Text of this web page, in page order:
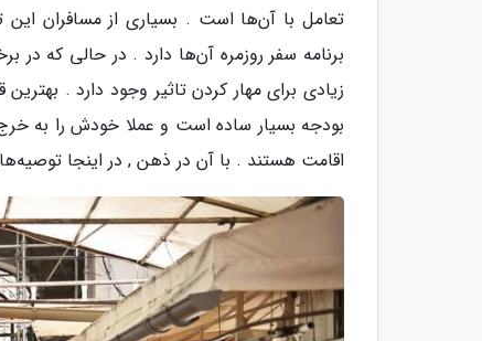
تعامل با آن‌ها است . بسیاری از مسافران این
برنامه سفر روزمره آن‌ها دارد . در حالی که
زیادی برای مهار کردن تاثیر وجود دارد .
بودجه بسیار ساده است و عملا خودش را به
اقامت هستند . با آن در ذهن , در اینجا